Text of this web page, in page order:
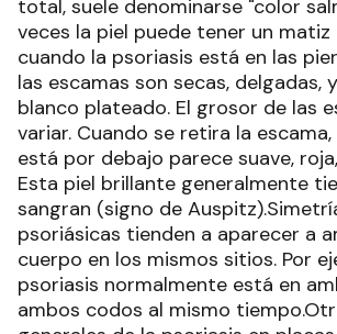
total, suele denominarse "color
veces la piel puede tener un matiz
cuando la psoriasis está en las
las escamas son secas, delgadas,
blanco plateado. El grosor de las
variar. Cuando se retira la
está por debajo parece suave,
Esta piel brillante generalmente
sangran (signo de
psoriásicas tienden a aparecer a
cuerpo en los mismos sitios. Por
psoriasis normalmente está en
ambos codos al mismo